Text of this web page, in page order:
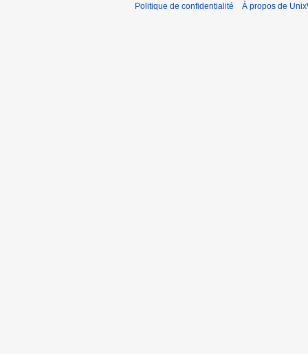
Politique de confidentialité À propos de